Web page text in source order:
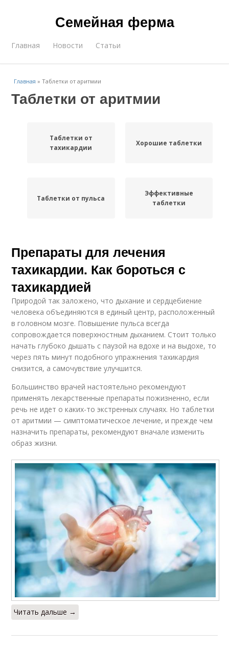
Семейная ферма
Главная Новости Статьи
Главная »Таблетки от аритмии
Таблетки от аритмии
Таблетки от
тахикардии
Хорошие таблетки
Таблетки от пульса
Эффективные
таблетки
Препараты для лечения
тахикардии. Как бороться с
тахикардией
Природой так заложено, что дыхание и сердцебиение
человека объединяются в единый центр, расположенный
в головном мозге. Повышение пульса всегда
сопровождается поверхностным дыханием. Стоит только
начать глубоко дышать с паузой на вдохе и на выдохе, то
через пять минут подобного упражнения тахикардия
снизится, а самочувствие улучшится.
Большинство врачей настоятельно рекомендуют
применять лекарственные препараты пожизненно, если
речь не идет о каких-то экстренных случаях. Но таблетки
от аритмии — симптоматическое лечение, и прежде чем
назначить препараты, рекомендуют вначале изменить
образ жизни.
Читать дальше →